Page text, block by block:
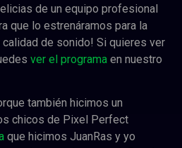
de un equipo profesional
que lo estrenáramos para la
calidad de sonido! Si quieres ver
ver el programa en nuestro
también hicimos un
chicos de Pixel Perfect
que hicimos JuanRas y yo